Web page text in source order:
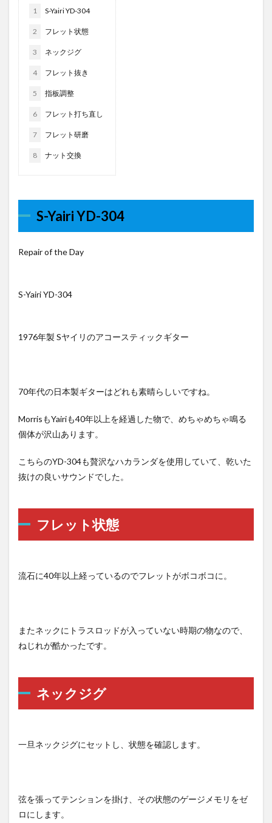
1 S-Yairi YD-304
2 フレット状態
3 ネックジグ
4 フレット抜き
5 指板調整
6 フレット打ち直し
7 フレット研磨
8 ナット交換
S-Yairi YD-304
Repair of the Day
S-Yairi YD-304
1976年製 Sヤイリのアコースティックギター
70年代の日本製ギターはどれも素晴らしいですね。
MorrisもYairiも40年以上を経過した物で、めちゃめちゃ鳴る
個体が沢山あります。
こちらのYD-304も贅沢なハカランダを使用していて、乾いた
抜けの良いサウンドでした。
フレット状態
流石に40年以上経っているのでフレットがボコボコに。
またネックにトラスロッドが入っていない時期の物なので、
ねじれが酷かったです。
ネックジグ
一旦ネックジグにセットし、状態を確認します。
弦を張ってテンションを掛け、その状態のゲージメモリをゼ
ロにします。